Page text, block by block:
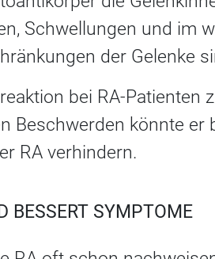
Schwellungen und im
der Gelenke
bei RA-Patienten
Beschwerden könnte er
RA verhindern.
BESSERT SYMPTOME